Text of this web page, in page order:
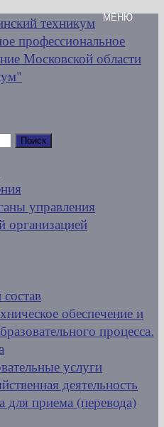
управления
организацией
обеспечение и
процесса.
услуги
деятельность
для приема (перевода)